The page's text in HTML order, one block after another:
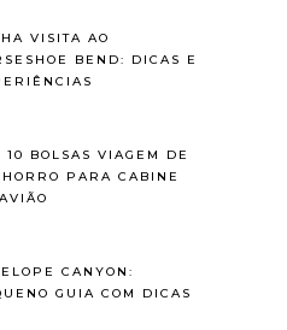
VISITA AO
BEND: DICAS E
10 BOLSAS VIAGEM DE
PARA CABINE
CANYON:
GUIA COM DICAS